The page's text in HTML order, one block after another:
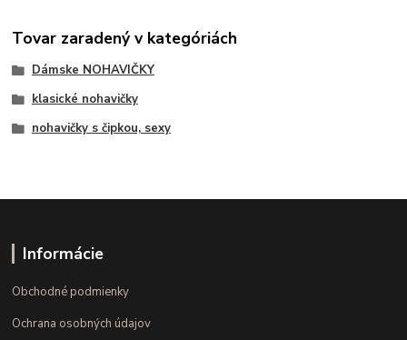
Tovar zaradený v kategóriách
Dámske NOHAVIČKY
klasické nohavičky
nohavičky s čipkou, sexy
Informácie
Obchodné podmienky
Ochrana osobných údajov